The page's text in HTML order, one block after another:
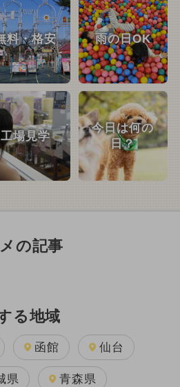
料・格安 雨の日OK
工場見学
今日は何の
日？
の記事
る地域
函館 仙台
県 青森県